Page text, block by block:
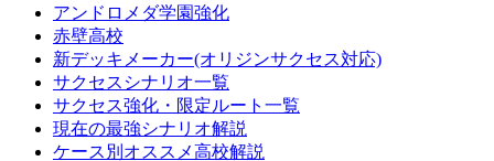
アンドロメダ学園強化
赤壁高校
新デッキメーカー(オリジンサクセス対応)
サクセスシナリオ一覧
サクセス強化・限定ルート一覧
現在の最強シナリオ解説
ケース別オススメ高校解説